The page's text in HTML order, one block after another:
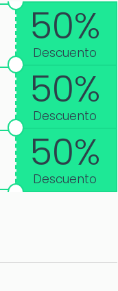
50%
Descuento
50%
Descuento
50%
Descuento